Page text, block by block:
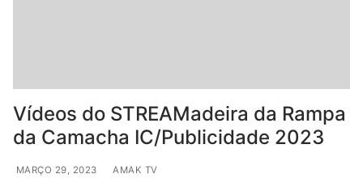
Vídeos do STREAMadeira da Rampa
da Camacha IC/Publicidade 2023
MARÇO 29, 2023 AMAK TV